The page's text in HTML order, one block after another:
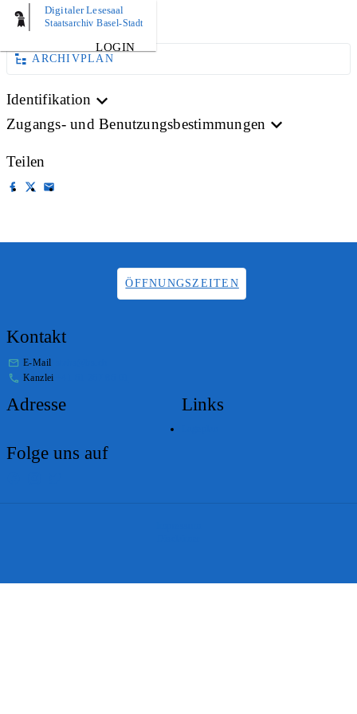
Digitaler Lesesaal
Staatsarchiv Basel-Stadt
LOGIN
AKTE
ARCHIVPLAN
Identifikation
Zugangs- und Benutzungsbestimmungen
Teilen
ÖFFNUNGSZEITEN
Kontakt
E-Mail
Kanzlei
Adresse Links
Folge uns auf